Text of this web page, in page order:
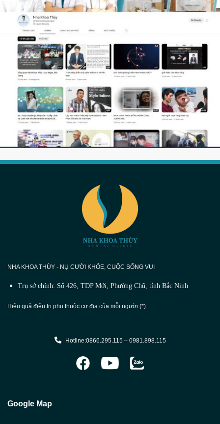
NHA KHOA THÙY - NỤ CƯỜI KHỎE, CUỘC SỐNG VUI
Trụ sở chính: Số 426, TDP Mới, Phường Chũ, tỉnh Bắc Ninh
Hiệu quả điều trị phụ thuộc cơ địa của mỗi người (*)
Hotline:0866.295.115 – 0981.898.115
Google Map